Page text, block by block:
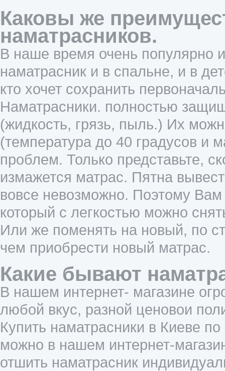
Каковы же
наматрасников.
В наше время очень популярно
наматрасник и в спальне, и в
кто хочет сохранить
Наматрасники. полностью
(жидкость, грязь, пыль.) Их
(температура до 40 градусов и
проблем. Только представьте,
измажется матрас. Пятна
вовсе невозможно. Поэтому Вам
который с легкостью можно
Или же поменять на новый, по
чем приобрести новый матрас.
Какие бывают
В нашем интернет- магазине
любой вкус, разной ценовои
Купить наматрасники в Киеве
можно в нашем интернет-
отшить наматрасник